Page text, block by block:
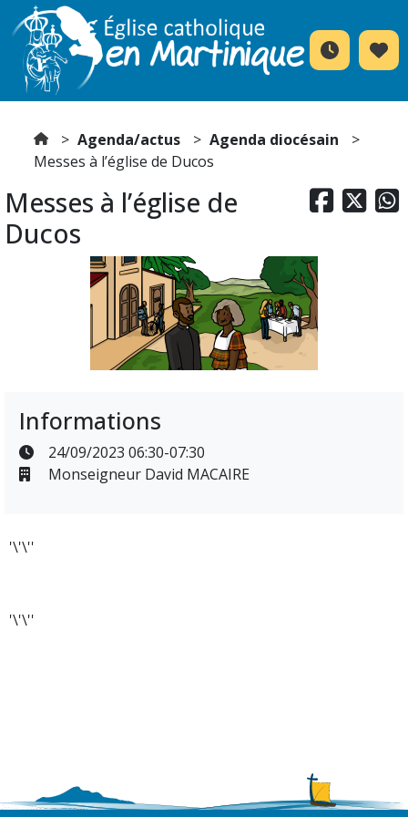
Agenda/actus
Agenda diocésain
Messes à l’église de Ducos
  
Messes à l’église de
Ducos
Informations
24/09/2023 06:30-07:30
Monseigneur David MACAIRE
'\'\''
'\'\''